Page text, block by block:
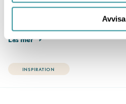
Avvisa
nystart. Nya rutiner, nya mål och
Läs mer
INSPIRATION